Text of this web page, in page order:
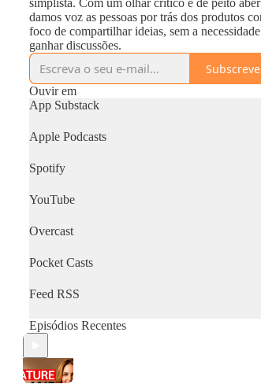
simplista. Com um olhar critico e de peito
damos voz as pessoas por trás dos produtos
foco de compartilhar ideias, sem a
ganhar discussões.
Ouvir em
App Substack
Apple Podcasts
Spotify
YouTube
Overcast
Pocket Casts
Feed RSS
Episódios Recentes